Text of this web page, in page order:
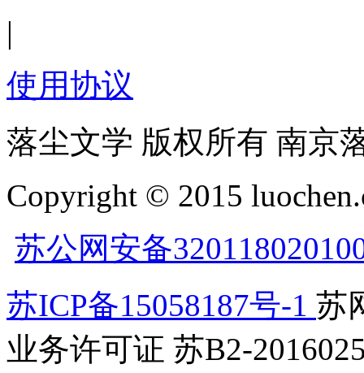
|
使用协议
落尘文学 版权所有 南京
Copyright © 2015
苏公网安备
苏ICP备15058187号-1 苏
业务许可证 苏B2-